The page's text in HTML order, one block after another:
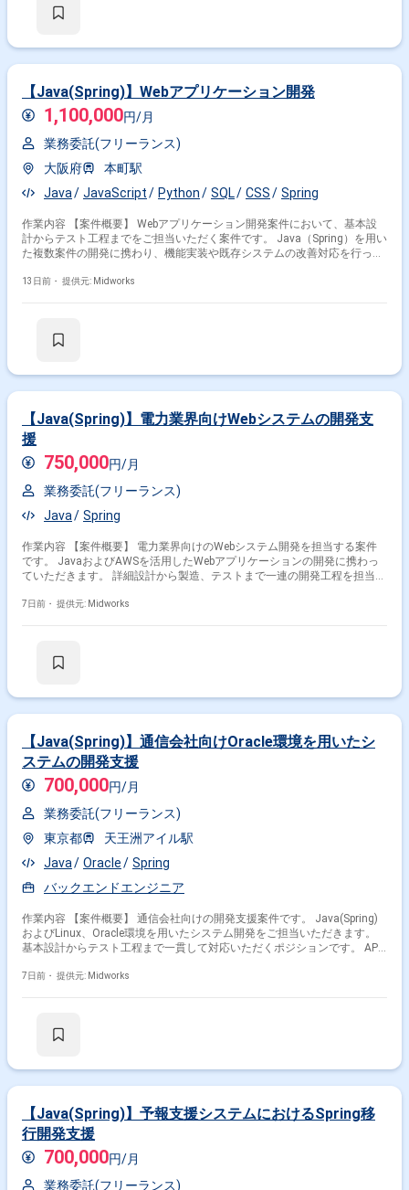
【Java(Spring)】Webアプリケーション開発
1,100,000円/月
業務委託(フリーランス)
大阪府
本町駅
Java
JavaScript Python SQL CSS Spring
作業内容 【案件概要】 Webアプリケーション開発案件において、基本設
計からテスト工程までをご担当いただく案件です。 Java（Spring）を用い
た複数案件の開発に携わり、機能実装や既存システムの改善対応を行って
上を推進していただきます。 Java開発経験を活かして長期的に参画いた
13日前・ 提供元: Midworks
【Java(Spring)】電力業界向けWebシステムの開発支
援
750,000円/月
業務委託(フリーランス)
Java
Spring
作業内容 【案件概要】 電力業界向けのWebシステム開発を担当する案件
です。 JavaおよびAWSを活用したWebアプリケーションの開発に携わっ
ていただきます。 詳細設計から製造、テストまで一連の開発工程を担当し
ることができます。 【作業内容】 ・Java(Spring)を用いたWebアプリケー
7日前・ 提供元: Midworks
【Java(Spring)】通信会社向けOracle環境を用いたシ
ステムの開発支援
700,000円/月
業務委託(フリーランス)
東京都
天王洲アイル駅
Java
Oracle
Spring
バックエンドエンジニア
作業内容 【案件概要】 通信会社向けの開発支援案件です。 Java(Spring)
およびLinux、Oracle環境を用いたシステム開発をご担当いただきます。
基本設計からテスト工程まで一貫して対応いただくポジションです。 API
容】 ・基本設計の作成および対応 ・Java(Spring)を用いたAPI開発 ・サー
7日前・ 提供元: Midworks
【Java(Spring)】予報支援システムにおけるSpring移
行開発支援
700,000円/月
業務委託(フリーランス)